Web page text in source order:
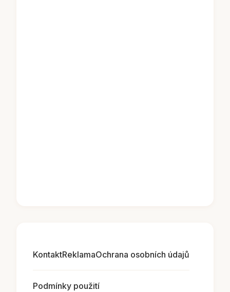
KontaktReklamaOchrana osobních údajů
Podmínky použití